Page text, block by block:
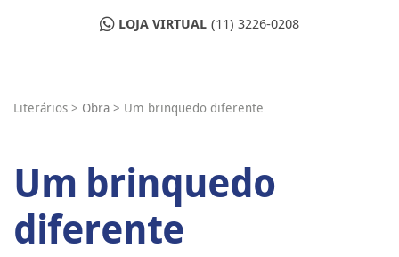
LOJA VIRTUAL (11) 3226-0208
Literários > Obra > Um brinquedo diferente
Um brinquedo
diferente